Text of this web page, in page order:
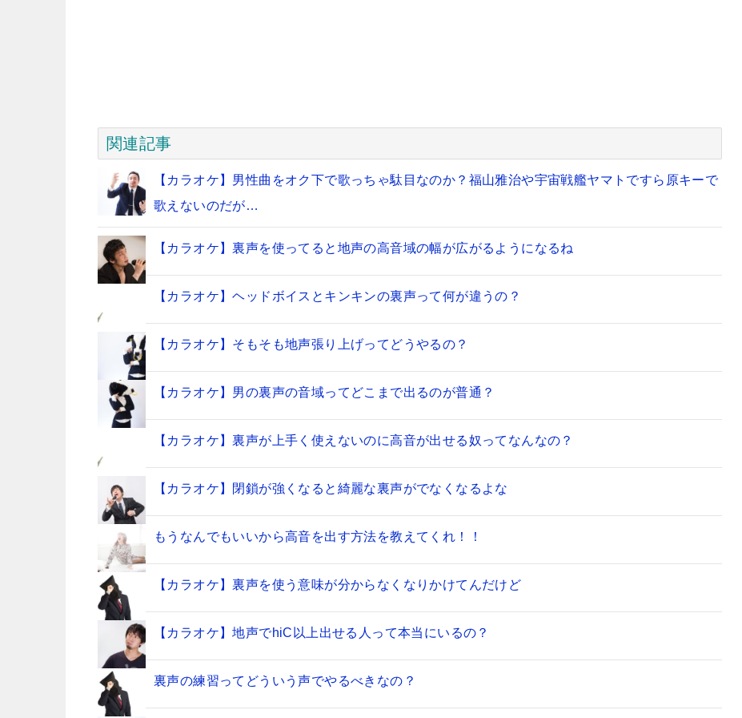
関連記事
【カラオケ】男性曲をオク下で歌っちゃ駄目なのか？福山雅治や宇宙戦艦ヤマトですら原キーで
歌えないのだが…
【カラオケ】裏声を使ってると地声の高音域の幅が広がるようになるね
【カラオケ】ヘッドボイスとキンキンの裏声って何が違うの？
【カラオケ】そもそも地声張り上げってどうやるの？
【カラオケ】男の裏声の音域ってどこまで出るのが普通？
【カラオケ】裏声が上手く使えないのに高音が出せる奴ってなんなの？
【カラオケ】閉鎖が強くなると綺麗な裏声がでなくなるよな
もうなんでもいいから高音を出す方法を教えてくれ！！
【カラオケ】裏声を使う意味が分からなくなりかけてんだけど
【カラオケ】地声でhiC以上出せる人って本当にいるの？
裏声の練習ってどういう声でやるべきなの？